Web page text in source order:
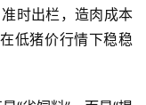
时出栏，造肉成本
低猪价行情下稳稳